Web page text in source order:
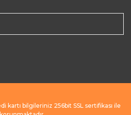
kartı bilgileriniz 256bit SSL sertifikası ile